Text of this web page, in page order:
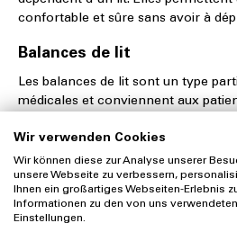
confortable et sûre sans avoir à
Balances de lit
Les balances de lit sont un type
médicales et conviennent aux
directement dans le lit médicalisé et
indispensable dans les hôpitaux et
Wir verwenden Cookies
Wir können diese zur Analyse unserer
unsere Webseite zu verbessern,
Ihnen ein großartiges Webseiten-Erlebnis
Informationen zu den von uns
Einstellungen.